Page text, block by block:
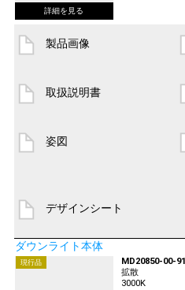
製品画像
取扱説明書
姿図
デザインシート
ダウンライト本体
現行品
MD20850-00-91
拡散
3000K